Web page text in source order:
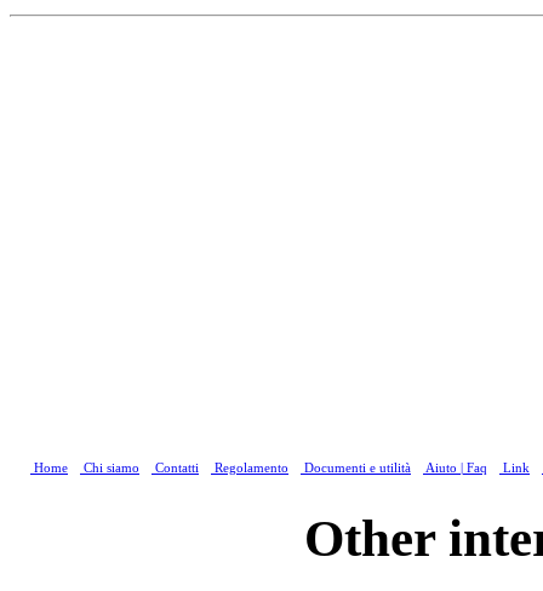
Home Chi siamo Contatti Regolamento Documenti e utilità Aiuto | Faq Link
Other